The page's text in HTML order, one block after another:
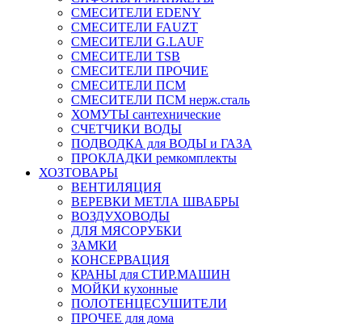
СМЕСИТЕЛИ EDENY
СМЕСИТЕЛИ FAUZT
СМЕСИТЕЛИ G.LAUF
СМЕСИТЕЛИ TSB
СМЕСИТЕЛИ ПРОЧИЕ
СМЕСИТЕЛИ ПСМ
СМЕСИТЕЛИ ПСМ нерж.сталь
ХОМУТЫ сантехнические
СЧЕТЧИКИ ВОДЫ
ПОДВОДКА для ВОДЫ и ГАЗА
ПРОКЛАДКИ ремкомплекты
ХОЗТОВАРЫ
ВЕНТИЛЯЦИЯ
ВЕРЕВКИ МЕТЛА ШВАБРЫ
ВОЗДУХОВОДЫ
ДЛЯ МЯСОРУБКИ
ЗАМКИ
КОНСЕРВАЦИЯ
КРАНЫ для СТИР.МАШИН
МОЙКИ кухонные
ПОЛОТЕНЦЕСУШИТЕЛИ
ПРОЧЕЕ для дома